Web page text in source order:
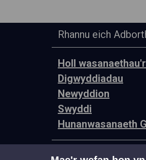
Rhannu eich
Holl
Digwyddiadau
Newyddion
Swyddi
Hunanwasanaeth
© Cyngor Castell-